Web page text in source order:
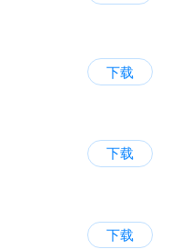
下载
下载
下载